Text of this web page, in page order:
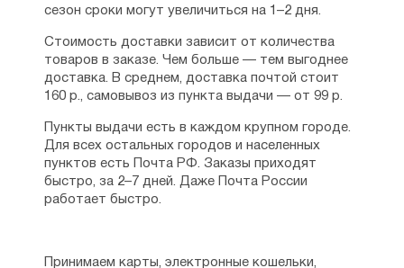
сезон сроки могут увеличиться на 1–2 дня.
Стоимость доставки зависит от количества
товаров в заказе. Чем больше — тем выгоднее
доставка. В среднем, доставка почтой стоит
160 р., самовывоз из пункта выдачи — от 99 р.
Пункты выдачи есть в каждом крупном городе.
Для всех остальных городов и населенных
пунктов есть Почта РФ. Заказы приходят
быстро, за 2–7 дней. Даже Почта России
работает быстро.
Принимаем карты, электронные кошельки,